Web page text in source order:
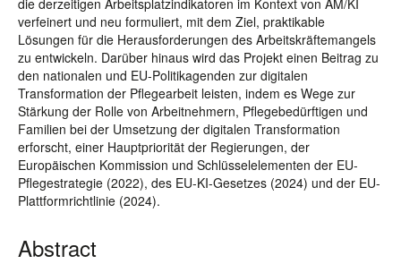
die derzeitigen Arbeitsplatzindikatoren im Kontext von AM/KI
verfeinert und neu formuliert, mit dem Ziel, praktikable
Lösungen für die Herausforderungen des Arbeitskräftemangels
zu entwickeln. Darüber hinaus wird das Projekt einen Beitrag zu
den nationalen und EU-Politikagenden zur digitalen
Transformation der Pflegearbeit leisten, indem es Wege zur
Stärkung der Rolle von Arbeitnehmern, Pflegebedürftigen und
Familien bei der Umsetzung der digitalen Transformation
erforscht, einer Hauptpriorität der Regierungen, der
Europäischen Kommission und Schlüsselelementen der EU-
Pflegestrategie (2022), des EU-KI-Gesetzes (2024) und der EU-
Plattformrichtlinie (2024).
Abstract